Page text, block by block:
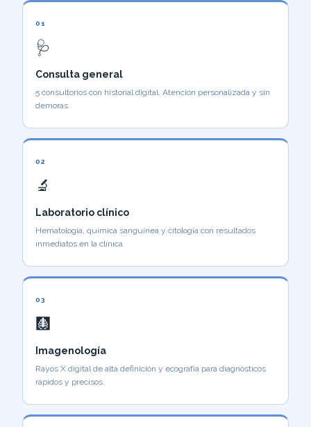
01
🩺
Consulta general
5 consultorios con historial digital. Atención personalizada y sin
demoras.
02
🔬
Laboratorio clínico
Hematología, química sanguínea y citología con resultados
inmediatos en la clínica.
03
🩻
Imagenología
Rayos X digital de alta definición y ecografía para diagnósticos
rápidos y precisos.